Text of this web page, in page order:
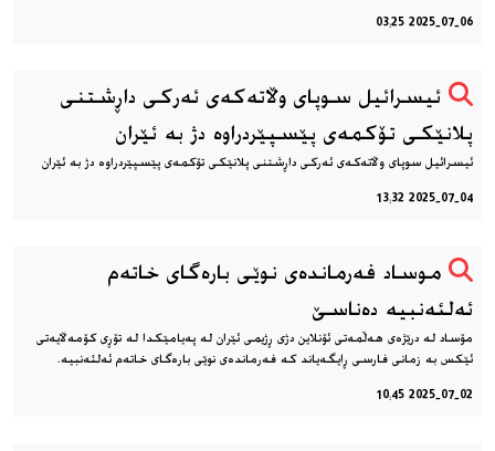
2025-07-06 03:25
ئیسرائیل سوپای وڵاتەکەی ئەرکی داڕشتنی
پلانێکی تۆکمەی پێسپێردراوە دژ بە ئێران
ئیسرائیل سوپای وڵاتەکەی ئەرکی داڕشتنی پلانێکی تۆکمەی پێسپێردراوە دژ بە ئێران
2025-07-04 13:32
موساد فەرماندەی نوێی بارەگای خاتەم
ئەلئەنبیە ده‌ناسێ
مۆساد لە درێژەی هەڵمەتی ئۆنلاین دژی ڕژیمی ئێران لە پەیامێکدا لە تۆڕی کۆمەڵایەتی
ئێکس بە زمانی فارسی ڕایگەیاند کە فەرماندەی نوێی بارەگای خاتەم ئەلئەنبیە.
2025-07-02 10:45